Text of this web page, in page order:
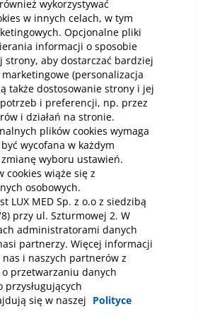
–
opłaca się
za każdy
są jednym z
diagnostyki
można wykryć wiele
etapie, a także
leczenia. W
osób wykonuje je
lekarze, głównie ze
Chociaż cena
laboratoryjnego nie
kompleksowa
kosztowna. To właśnie z
decyduje się na
które obejmują
artykuły i poradniki
wykorzystywać
w innych celach, w tym
Opcjonalne pliki
informacji o sposobie
strony, aby dostarczać bardziej
(personalizacja
także dostosowanie strony i jej
i preferencji, np. przez
i działań na stronie.
plików cookies wymaga
wycofana w każdym
wyboru ustawień.
cookies wiąże się z
osobowych.
LUX MED Sp. z o.o z siedzibą
przy ul. Szturmowej 2. W
administratorami danych
partnerzy. Więcej informacji
i naszych partnerów z
przetwarzaniu danych
przysługujących
się w naszej Polityce